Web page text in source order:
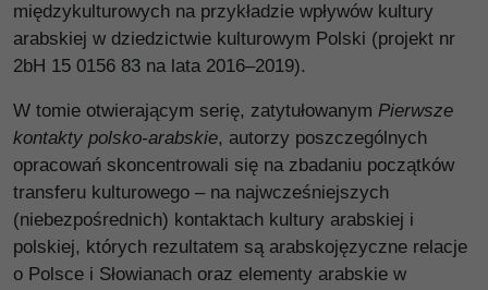
międzykulturowych na przykładzie wpływów kultury
arabskiej w dziedzictwie kulturowym Polski (projekt nr
2bH 15 0156 83 na lata 2016–2019).
W tomie otwierającym serię, zatytułowanym Pierwsze
kontakty polsko-arabskie, autorzy poszczególnych
opracowań skoncentrowali się na zbadaniu początków
transferu kulturowego – na najwcześniejszych
(niebezpośrednich) kontaktach kultury arabskiej i
polskiej, których rezultatem są arabskojęzyczne relacje
o Polsce i Słowianach oraz elementy arabskie w